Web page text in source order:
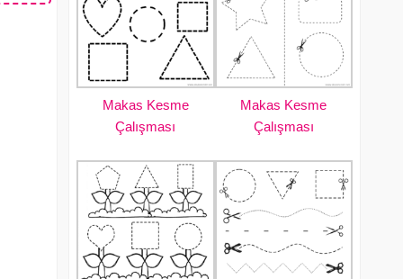
Makas Kesme
Çalışması
Makas Kesme
Çalışması